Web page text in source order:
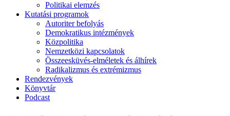
Politikai elemzés
Kutatási programok
Autoriter befolyás
Demokratikus intézmények
Közpolitika
Nemzetközi kapcsolatok
Összeesküvés-elméletek és álhírek
Radikalizmus és extrémizmus
Rendezvények
Könyvtár
Podcast